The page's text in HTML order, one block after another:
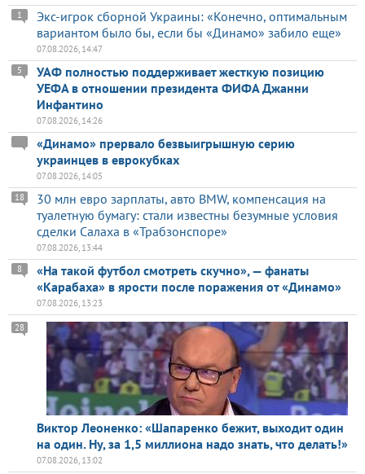
Экс-игрок сборной Украины: «Конечно, оптимальным
вариантом было бы, если бы «Динамо» забило еще»
1
07.08.2026, 14:47
УАФ полностью поддерживает жесткую позицию
УЕФА в отношении президента ФИФА Джанни
Инфантино
5
07.08.2026, 14:26
«Динамо» прервало безвыигрышную серию
украинцев в еврокубках
07.08.2026, 14:05
30 млн евро зарплаты, авто BMW, компенсация на
туалетную бумагу: стали известны безумные условия
сделки Салаха в «Трабзонспоре»
18
07.08.2026, 13:44
«На такой футбол смотреть скучно», — фанаты
«Карабаха» в ярости после поражения от «Динамо»
8
07.08.2026, 13:23
Виктор Леоненко: «Шапаренко бежит, выходит один
на один. Ну, за 1,5 миллиона надо знать, что делать!»
28
07.08.2026, 13:02